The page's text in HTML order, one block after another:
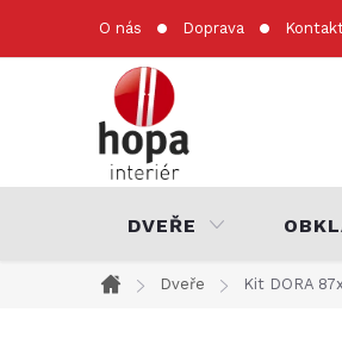
O nás Doprava
DVEŘE
Domů
Dveře Kit DORA